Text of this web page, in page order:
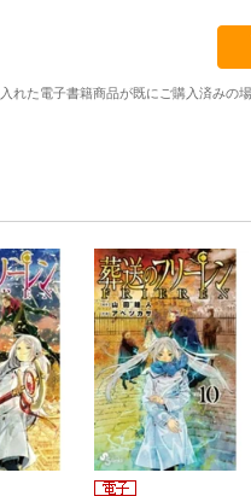
れた電子書籍商品が既にご購入済みの